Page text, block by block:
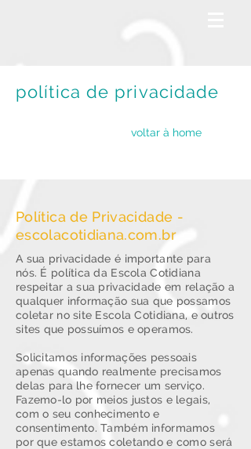
política de privacidade
voltar à home
Política de Privacidade -
escolacotidiana.com.br
A sua privacidade é importante para
nós. É política da Escola Cotidiana
respeitar a sua privacidade em relação a
qualquer informação sua que possamos
coletar no site Escola Cotidiana, e outros
sites que possuímos e operamos.
Solicitamos informações pessoais
apenas quando realmente precisamos
delas para lhe fornecer um serviço.
Fazemo-lo por meios justos e legais,
com o seu conhecimento e
consentimento. Também informamos
por que estamos coletando e como será